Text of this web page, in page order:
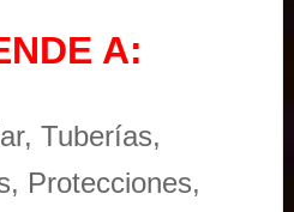
A:
Tuberías,
Protecciones,